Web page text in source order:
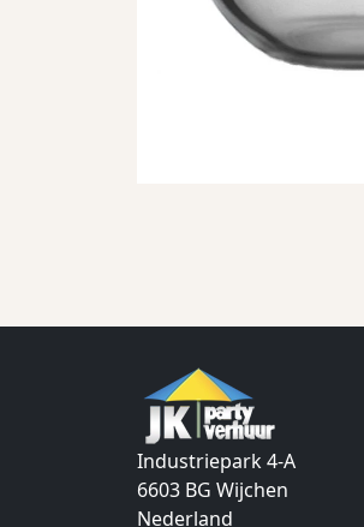
Industriepark 4-A
6603 BG Wijchen
Nederland